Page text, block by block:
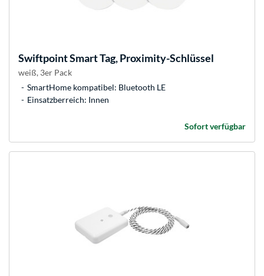
SwiftpointSmart Tag, Proximity-Schlüssel
weiß, 3er Pack
SmartHome kompatibel: Bluetooth LE
Einsatzberreich: Innen
Sofort verfügbar